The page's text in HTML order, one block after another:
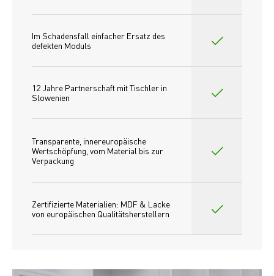
Im Schadensfall einfacher Ersatz des
defekten Moduls
12 Jahre Partnerschaft mit Tischler in
Slowenien
Transparente, innereuropäische
Wertschöpfung, vom Material bis zur
Verpackung
Zertifizierte Materialien: MDF & Lacke
von europäischen Qualitätsherstellern